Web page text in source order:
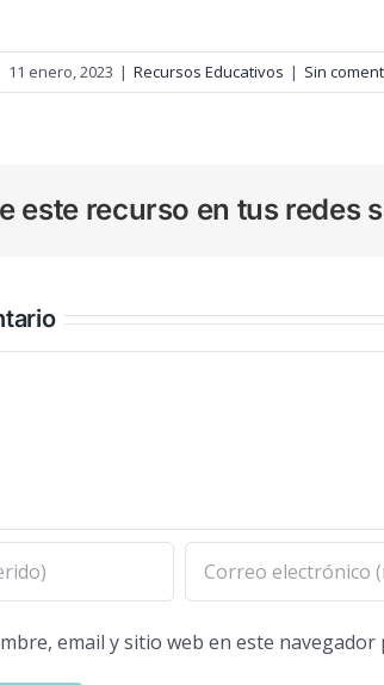
11 enero, 2023 | Recursos Educativos | Sin
este recurso en tus redes
email y sitio web en este